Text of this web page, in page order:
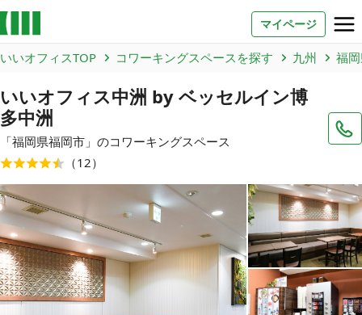
マイページ
よくあるご質問
法人での利用
店舗オーナー様へ
いいオフィス（コワーキングスペース）
FCオーナー募集
いい会議室（会議室専用スペース）
FCオーナー募集
いいオフィスTOP コワーキングスペースを探す 九州 福
いいオフィス中洲 by ベッセルイン博
多中洲
「福岡県福岡市 」のコワーキングスペース
（12）